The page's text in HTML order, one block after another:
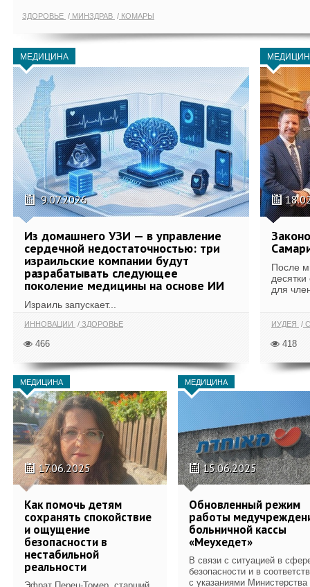
ЗДОРОВЬЕ МИНЗДРАВ КОМАРЫ
МЕДИЦИНА
9.07.2026
Из домашнего УЗИ — в управление
сердечной недостаточностью: три
израильские компании будут
разрабатывать следующее
поколение медицины на основе ИИ
Израиль запускает...
ИННОВАЦИИ ЗДОРОВЬЕ
466
После
для
ИУДЕЯ
418
МЕДИЦИНА
17.06.2025
Как помочь детям
сохранять спокойствие
и ощущение
безопасности в
нестабильной
реальности
Эфрат Перец-Томер, старший
МЕДИЦИНА
15.06.2025
Обновленный режим
работы
больничной кассы
«Меухедет»
В связи с ситуацией в
безопасности и в
с указаниями Министерства